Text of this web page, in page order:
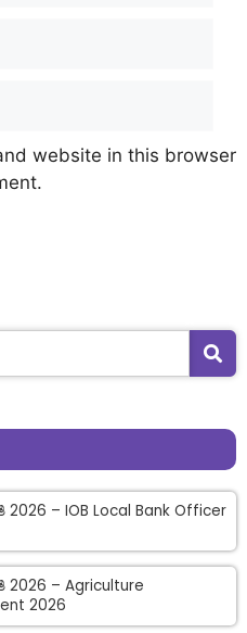
website in this browser
– IOB Local Bank Officer
2026 – Agriculture
2026